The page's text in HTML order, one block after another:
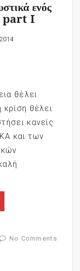
ενός
part I
θέλει
θέλει
κανείς
και των
No Comments